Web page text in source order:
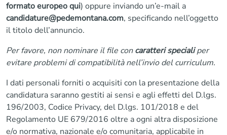
formato europeo qui) oppure inviando un’e-mail a
candidature@pedemontana.com, specificando nell’oggetto
il titolo dell’annuncio.
Per favore, non nominare il file concaratteri specialiper
evitare problemi di compatibilità nell’invio del curriculum.
I dati personali forniti o acquisiti con la presentazione della
candidatura saranno gestiti ai sensi e agli effetti del D.lgs.
196/2003, Codice Privacy, del D.lgs. 101/2018 e del
Regolamento UE 679/2016 oltre a ogni altra disposizione
e/o normativa, nazionale e/o comunitaria, applicabile in